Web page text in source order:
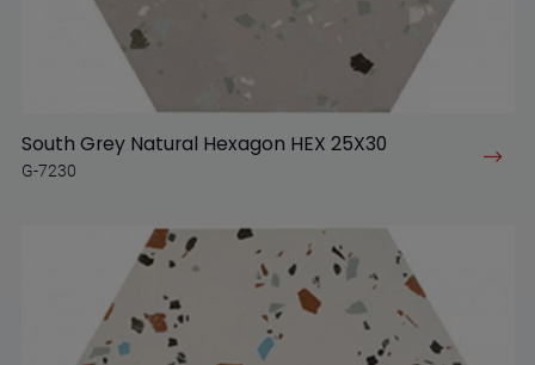
South Grey Natural Hexagon HEX 25X30
G-7230